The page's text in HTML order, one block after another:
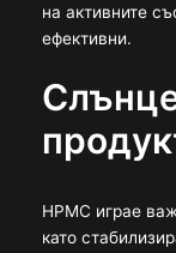
на активните
ефективни.
HPMC играе
като